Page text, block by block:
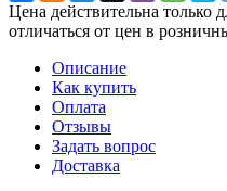
Цена действительна только
отличаться от цен в
Описание
Как купить
Оплата
Отзывы
Задать вопрос
Доставка